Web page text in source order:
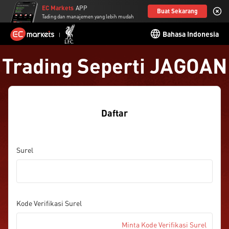
EC Markets APP
Tading dan manajemen yang lebih mudah
Buat Sekarang
Bahasa Indonesia
Trading Seperti JAGOAN
Daftar
Surel
Kode Verifikasi Surel
Minta Kode Verifikasi Surel